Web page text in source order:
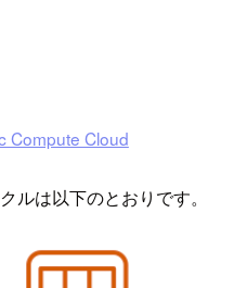
Compute Cloud
ルは以下のとおりです。